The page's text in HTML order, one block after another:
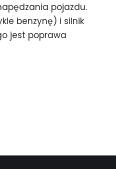
pojazdu.
benzynę) i silnik
jest poprawa